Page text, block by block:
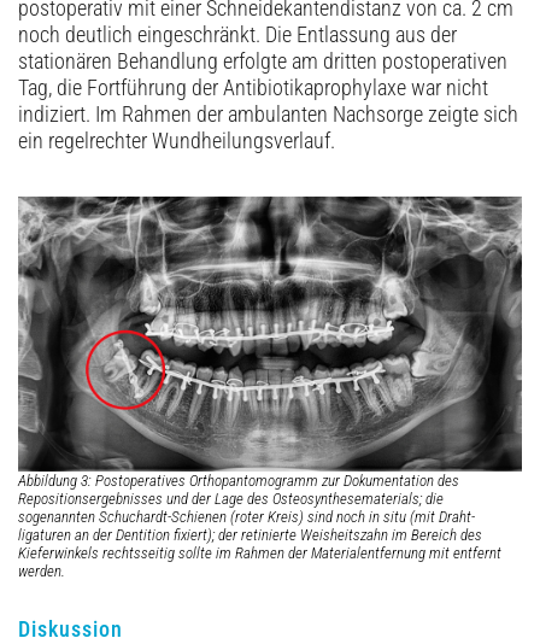
postoperativ mit einer Schneidekantendistanz von ca. 2 cm
noch deutlich eingeschränkt. Die Entlassung aus der
stationären Behandlung erfolgte am dritten postoperativen
Tag, die Fortführung der Antibiotikaprophylaxe war nicht
indiziert. Im Rahmen der ambulanten Nachsorge zeigte sich
ein regelrechter Wundheilungsverlauf.
Abbildung 3: Postoperatives Orthopantomogramm zur Dokumentation des
Repositionsergebnisses und der Lage des Osteosynthesematerials; die
sogenannten Schuchardt-Schienen (roter Kreis) sind noch in situ (mit Draht-
ligaturen an der Dentition fixiert); der retinierte Weisheitszahn im Bereich des
Kieferwinkels rechtsseitig sollte im Rahmen der Materialentfernung mit entfernt
werden.
Diskussion